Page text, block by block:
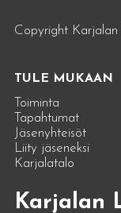
Copyright
TULE MUKAAN
Toiminta
Tapahtumat
Jäsenyhteisöt
Liity jäseneksi
Karjalatalo
Karjalan